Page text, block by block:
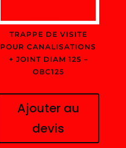
TRAPPE DE VISITE
POUR CANALISATIONS
+ JOINT DIAM 125 –
OBC125
Ajouter au
devis